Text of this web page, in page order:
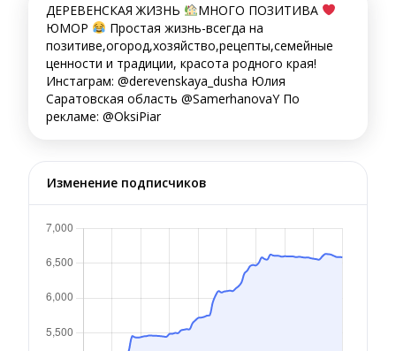
ДЕРЕВЕНСКАЯ ЖИЗНЬ
МНОГО ПОЗИТИВА
ЮМОР
Простая жизнь-всегда на
позитиве,огород,хозяйство,рецепты,семейные
ценности и традиции, красота родного края!
Инстаграм: @derevenskaya_dusha Юлия
Саратовская область @SamerhanovaY По
рекламе: @OksiPiar
Изменение подписчиков